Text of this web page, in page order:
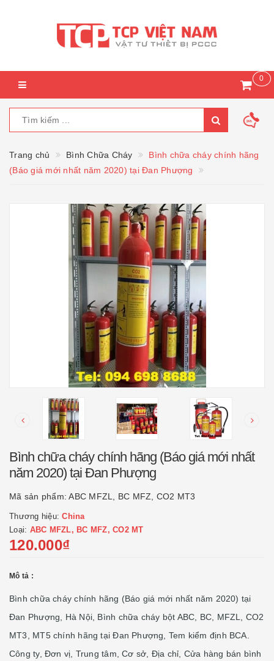
0
Trang chủ Bình Chữa Cháy
Bình chữa cháy chính hãng
(Báo giá mới nhất năm 2020) tại Đan Phượng
Bình chữa cháy chính hãng (Báo giá mới nhất
năm 2020) tại Đan Phượng
Mã sản phẩm:ABC MFZL, BC MFZ, CO2 MT3
Thương hiệu:China
Loại: ABC MFZL, BC MFZ, CO2 MT
120.000₫
Mô tả :
Bình chữa cháy chính hãng (Báo giá mới nhất năm 2020) tại
Đan Phượng, Hà Nội, Bình chữa cháy bột ABC, BC, MFZL, CO2
MT3, MT5 chính hãng tại Đan Phượng, Tem kiểm định BCA.
Công ty, Đơn vị, Trung tâm, Cơ sở, Địa chỉ, Cửa hàng bán bình